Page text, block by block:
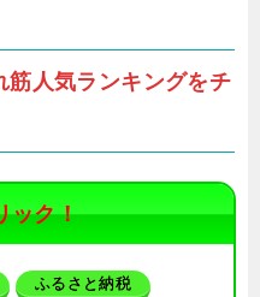
筋人気ランキングをチ
ック！
ふるさと納税